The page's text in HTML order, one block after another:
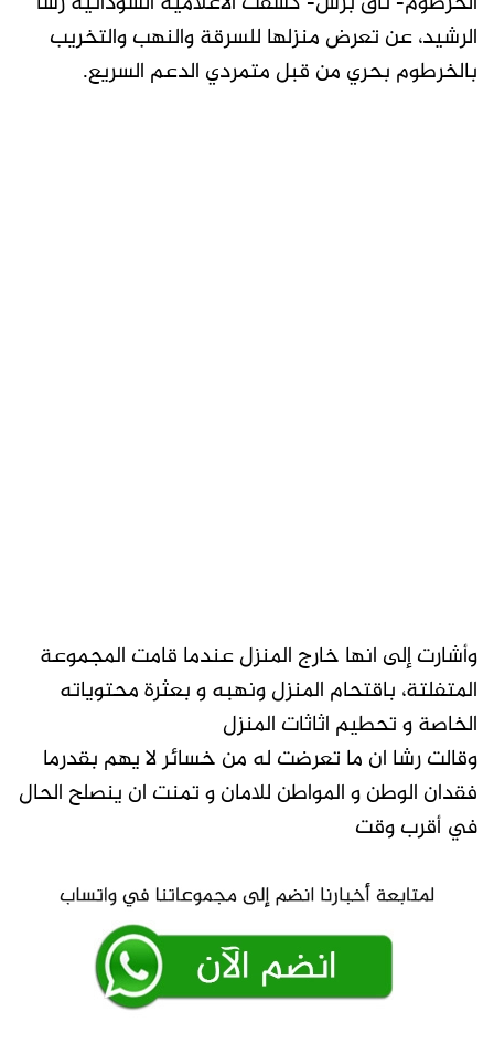
الرشيد، عن تعرض منزلها للسرقة والنهب والتخريب
بالخرطوم بحري من قبل متمردي الدعم السريع.
وأشارت إلى انها خارج المنزل عندما قامت المجموعة
المتفلتة، باقتحام المنزل ونهبه و بعثرة محتوياته
الخاصة و تحطيم اثاثات المنزل
وقالت رشا ان ما تعرضت له من خسائر لا يهم بقدرما
فقدان الوطن و المواطن للامان و تمنت ان ينصلح الحال
في أقرب وقت